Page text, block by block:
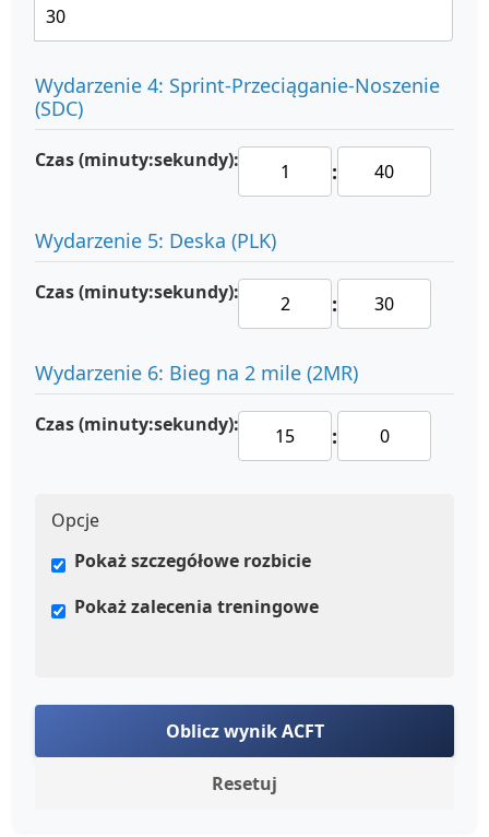
Wydarzenie 4: Sprint-Przeciąganie-Noszenie
(SDC)
Czas (minuty:sekundy): :
Wydarzenie 5: Deska (PLK)
Czas (minuty:sekundy): :
Wydarzenie 6: Bieg na 2 mile (2MR)
Czas (minuty:sekundy): :
Opcje
Pokaż szczegółowe rozbicie
Pokaż zalecenia treningowe
Oblicz wynik ACFT
Resetuj